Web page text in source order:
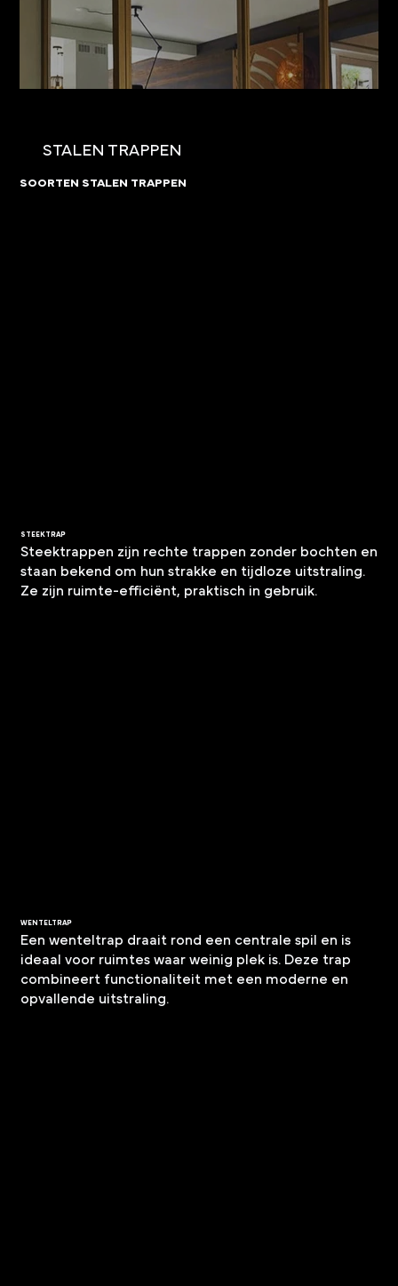
STEEKTRAP
Steektrappen zijn rechte trappen zonder bochten en
staan bekend om hun strakke en tijdloze uitstraling.
Ze zijn ruimte-efficiënt, praktisch in gebruik.
WENTELTRAP
Een wenteltrap draait rond een centrale spil en is
ideaal voor ruimtes waar weinig plek is. Deze trap
combineert functionaliteit met een moderne en
opvallende uitstraling.
STALEN TRAPPEN
SOORTEN STALEN TRAPPEN